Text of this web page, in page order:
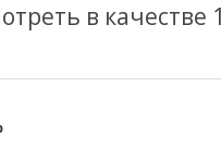
в качестве